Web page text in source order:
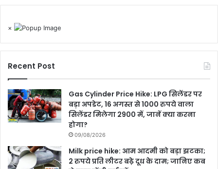
×
Recent Post
Gas Cylinder Price Hike: LPG सिलेंडर पर
बड़ा अपडेट, 16 अगस्त से 1000 रुपये वाला
सिलेंडर मिलेगा 2900 में, जानें क्या करना
होगा?
09/08/2026
Milk price hike: आम आदमी को बड़ा झटका;
2 रुपये प्रति लीटर बढ़े दूध के दाम; जानिए कब